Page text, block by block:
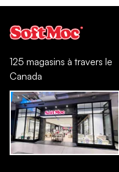
125 magasins à travers le
Canada